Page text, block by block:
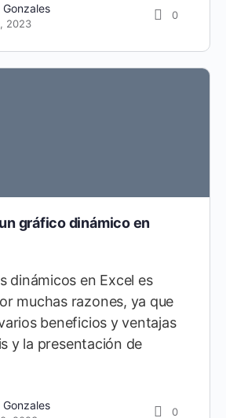
2023
0
gráfico dinámico en
dinámicos en Excel es
muchas razones, ya que
beneficios y ventajas
y la presentación de
0